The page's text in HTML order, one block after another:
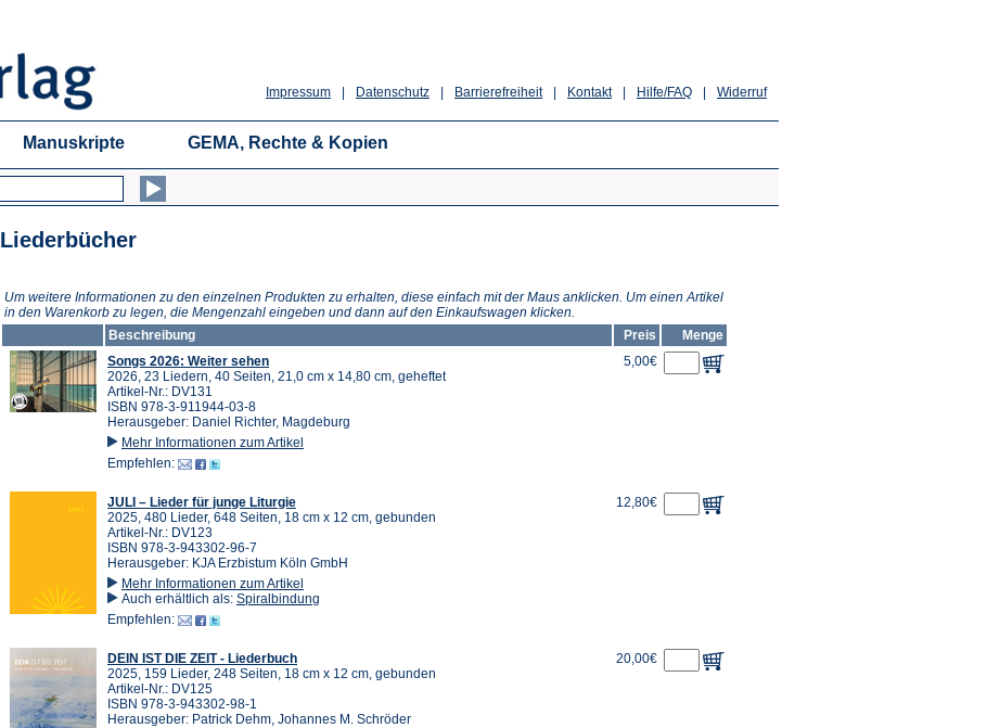
Widerruf
Hilfe/FAQ
Kontakt
Barrierefreiheit
Datenschutz
Impressum
Manuskripte GEMA, Rechte & Kopien
Liederbücher
Um weitere Informationen zu den einzelnen Produkten zu erhalten, diese einfach mit der Maus anklicken. Um einen Artikel
in den Warenkorb zu legen, die Mengenzahl eingeben und dann auf den Einkaufswagen klicken.
Beschreibung
Preis
Menge
Songs 2026: Weiter sehen
2026, 23 Liedern, 40 Seiten, 21,0 cm x 14,80 cm, geheftet
Artikel-Nr.: DV131
ISBN 978-3-911944-03-8
Herausgeber: Daniel Richter, Magdeburg
Mehr Informationen zum Artikel
Empfehlen:
5,00€
JULI – Lieder für junge Liturgie
2025, 480 Lieder, 648 Seiten, 18 cm x 12 cm, gebunden
Artikel-Nr.: DV123
ISBN 978-3-943302-96-7
Herausgeber: KJA Erzbistum Köln GmbH
Mehr Informationen zum Artikel
Auch erhältlich als: Spiralbindung
Empfehlen:
12,80€
DEIN IST DIE ZEIT - Liederbuch
2025, 159 Lieder, 248 Seiten, 18 cm x 12 cm, gebunden
Artikel-Nr.: DV125
ISBN 978-3-943302-98-1
Herausgeber: Patrick Dehm, Johannes M. Schröder
20,00€